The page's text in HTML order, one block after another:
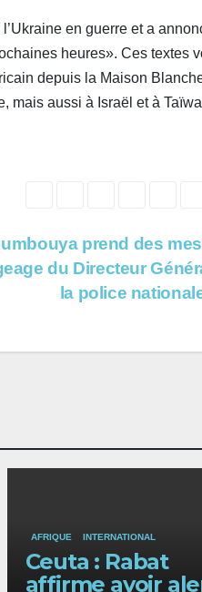
en guerre et a
heures». Ces textes
depuis la Maison
mais aussi à Israël et à
prend des
du Directeur
la police
AFRIQUE INTERNATIONAL
Ceuta : Rabat
affirme avoir